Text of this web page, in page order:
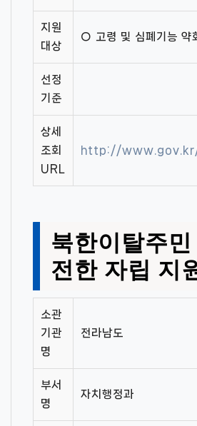
지원
대상
○ 고령 및 심폐기능 약
선정
기준
상세
조회
URL
http://
북한이탈주
전한 자립 지
소관
기관
명
전라남도
부서
명
자치행정과